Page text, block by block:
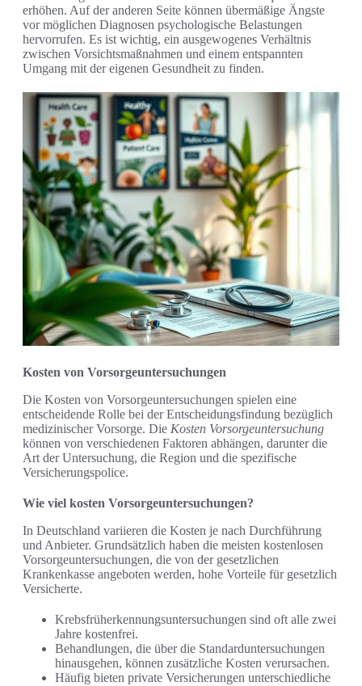
erhöhen. Auf der anderen Seite können übermäßige Ängste
vor möglichen Diagnosen psychologische Belastungen
hervorrufen. Es ist wichtig, ein ausgewogenes Verhältnis
zwischen Vorsichtsmaßnahmen und einem entspannten
Umgang mit der eigenen Gesundheit zu finden.
Kosten von Vorsorgeuntersuchungen
Die Kosten von Vorsorgeuntersuchungen spielen eine
entscheidende Rolle bei der Entscheidungsfindung bezüglich
medizinischer Vorsorge. Die Kosten Vorsorgeuntersuchung
können von verschiedenen Faktoren abhängen, darunter die
Art der Untersuchung, die Region und die spezifische
Versicherungspolice.
Wie viel kosten Vorsorgeuntersuchungen?
In Deutschland variieren die Kosten je nach Durchführung
und Anbieter. Grundsätzlich haben die meisten kostenlosen
Vorsorgeuntersuchungen, die von der gesetzlichen
Krankenkasse angeboten werden, hohe Vorteile für gesetzlich
Versicherte.
Krebsfrüherkennungsuntersuchungen sind oft alle zwei
Jahre kostenfrei.
Behandlungen, die über die Standarduntersuchungen
hinausgehen, können zusätzliche Kosten verursachen.
Häufig bieten private Versicherungen unterschiedliche